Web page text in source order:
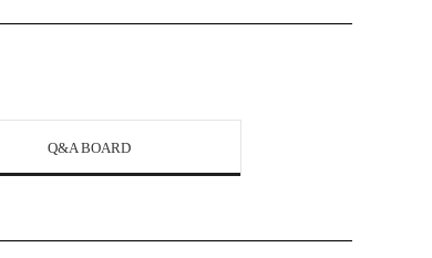
Q&A BOARD